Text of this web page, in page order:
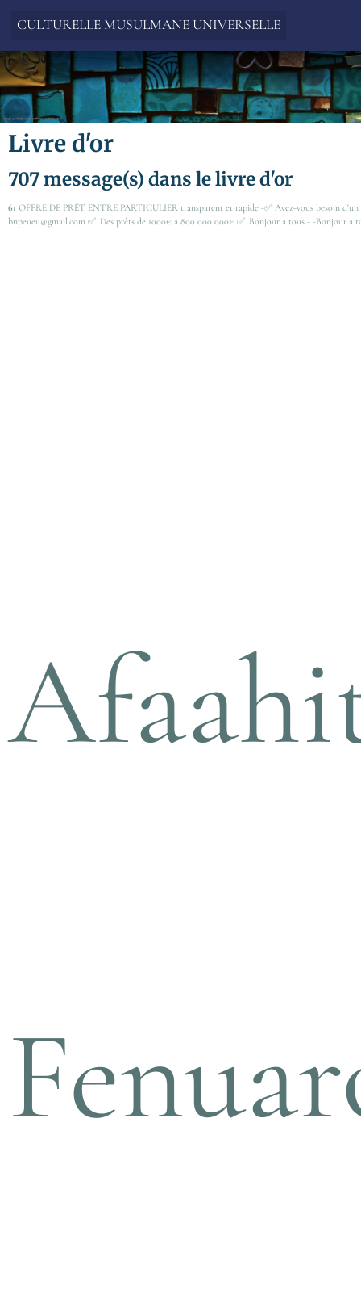
CULTURELLE MUSULMANE UNIVERSELLE
Livre d'or
707 message(s) dans le livre d'or
61 OFFRE DE PRÊT ENTRE PARTICULIER transparent et rapide -✅ Avez-vous besoin
bnpeueu@gmail.com ✅. Des prêts de 1000€ a 800 000 000€ ✅. Bonjour a tous - -Bonjour a